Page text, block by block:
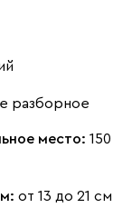
разборное
место: 150
от 13 до 21 см